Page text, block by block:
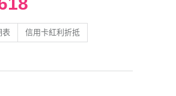
表 信用卡紅利折抵